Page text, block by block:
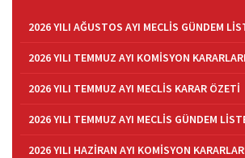
2026 YILI AĞUSTOS AYI MECLİS GÜNDEM
2026 YILI TEMMUZ AYI KOMİSYON KARARLARI
2026 YILI TEMMUZ AYI MECLİS KARAR ÖZETİ
2026 YILI TEMMUZ AYI MECLİS GÜNDEM
2026 YILI HAZİRAN AYI KOMİSYON